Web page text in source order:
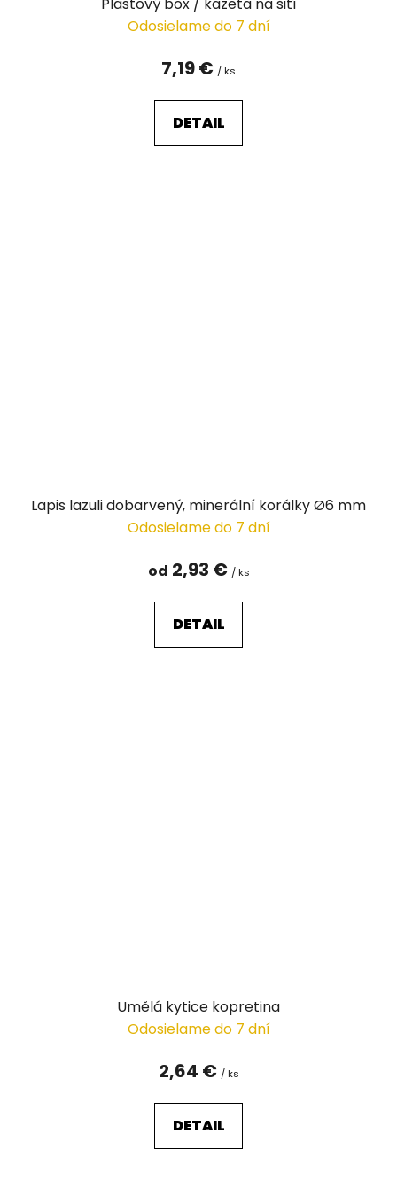
Odosielame do 7 dní
7,19 € / ks
DETAIL
Lapis lazuli dobarvený, minerální korálky Ø6 mm
Odosielame do 7 dní
od 2,93 € / ks
DETAIL
Umělá kytice kopretina
Odosielame do 7 dní
2,64 € / ks
DETAIL